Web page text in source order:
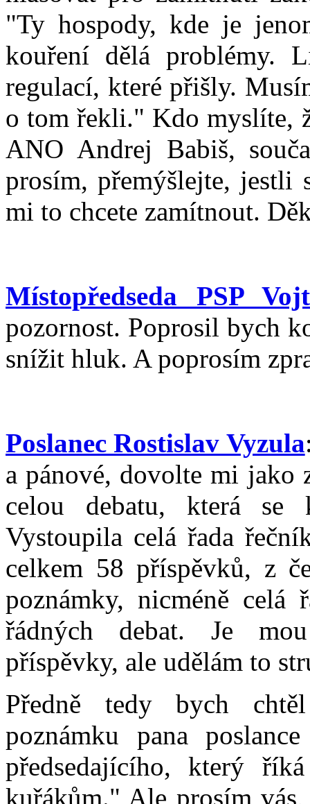
"Ty hospody, kde je
kouření dělá problémy.
regulací, které přišly.
o tom řekli." Kdo myslíte,
ANO Andrej Babiš,
prosím, přemýšlejte, jestli
mi to chcete zamítnout.
Místopředseda PSP
pozornost. Poprosil bych
snížit hluk. A poprosím
Poslanec Rostislav Vyzula
a pánové, dovolte mi jako
celou debatu, která se
Vystoupila celá řada
celkem 58 příspěvků, z
poznámky, nicméně celá
řádných debat. Je
příspěvky, ale udělám to
Předně tedy bych
poznámku pana
předsedajícího, který
kuřákům." Ale prosím